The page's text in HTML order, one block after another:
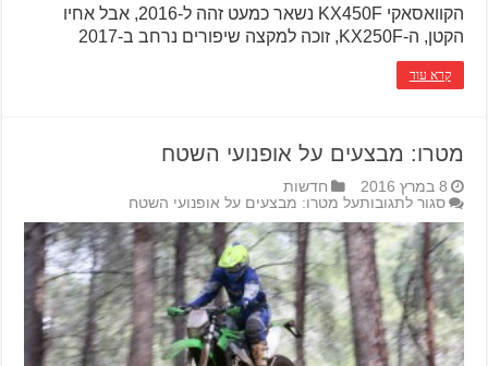
הקוואסאקי KX450F נשאר כמעט זהה ל-2016, אבל אחיו
הקטן, ה-KX250F, זוכה למקצה שיפורים נרחב ב-2017
קרא עוד
מטרו: מבצעים על אופנועי השטח
8 במרץ 2016
חדשות
סגור לתגובותעל מטרו: מבצעים על אופנועי השטח